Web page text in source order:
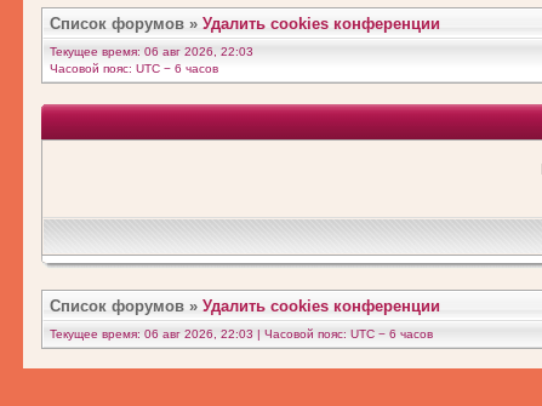
Список форумов » Удалить cookies конференции
Текущее время: 06 авг 2026, 22:03
Часовой пояс: UTC − 6 часов
Список форумов » Удалить cookies конференции
Текущее время: 06 авг 2026, 22:03 | Часовой пояс: UTC − 6 часов